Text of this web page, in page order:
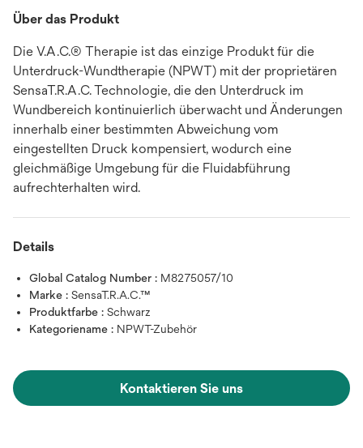
Über das Produkt
Die V.A.C.® Therapie ist das einzige Produkt für die
Unterdruck-Wundtherapie (NPWT) mit der proprietären
SensaT.R.A.C. Technologie, die den Unterdruck im
Wundbereich kontinuierlich überwacht und Änderungen
innerhalb einer bestimmten Abweichung vom
eingestellten Druck kompensiert, wodurch eine
gleichmäßige Umgebung für die Fluidabführung
aufrechterhalten wird.
Details
Global Catalog Number : M8275057/10
Marke : SensaT.R.A.C.™
Produktfarbe : Schwarz
Kategoriename : NPWT-Zubehör
Kontaktieren Sie uns